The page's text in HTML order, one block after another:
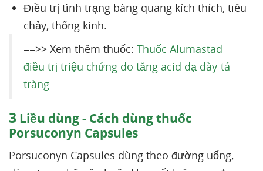
Điều trị tình trạng bàng quang kích thích, tiêu
chảy, thống kinh.
==>> Xem thêm thuốc: Thuốc Alumastad
điều trị triệu chứng do tăng acid dạ dày-tá
tràng
3 Liều dùng - Cách dùng thuốc
Porsuconyn Capsules
Porsuconyn Capsules dùng theo đường uống,